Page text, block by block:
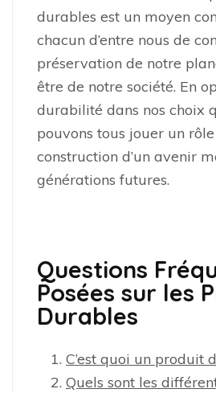
durables est un moyen
chacun d’entre nous de
préservation de notre
être de notre société. En
durabilité dans nos choix
pouvons tous jouer un
construction d’un avenir
générations futures.
Questions
Posées sur les
Durables
C’est quoi un produit
Quels sont les